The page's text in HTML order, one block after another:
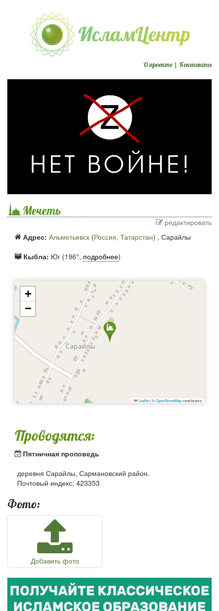
О проекте | Контакты
Мечеть
редактировать
Адрес: Альметьевск (Россия, Татарстан) , Сарайлы
Кыбла: Юг (196°, подробнее)
+
−
Leaflet|©OpenStreetMapcontributors
Проводятся:
Пятничная проповедь
деревня Сарайлы, Сармановский район.
Почтовый индекс: 423353
Фото:
Добавить фото